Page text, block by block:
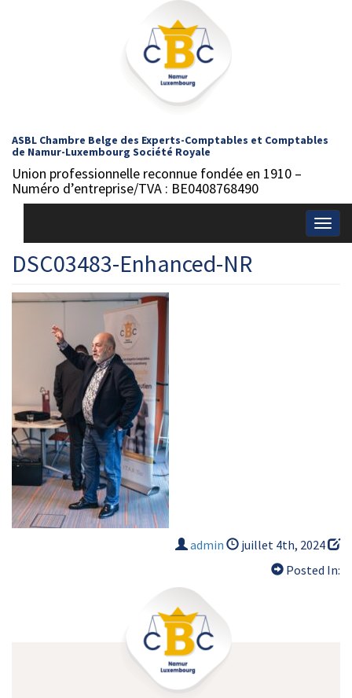
ASBL Chambre Belge des Experts-Comptables et Comptables
de Namur-Luxembourg Société Royale
Union professionnelle reconnue fondée en 1910 –
Numéro d’entreprise/TVA : BE0408768490
DSC03483-Enhanced-NR
admin
juillet 4th, 2024
Posted In: